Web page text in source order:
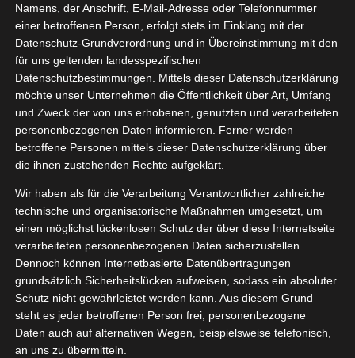
Kneipp VIP
Pflege
Wellness
Kneipp naturkind
Geschenkpackungen
April 8, 2023 | Gesundheit, Kneipp VIP,Pflege,
Produktvorstellungen,Vegan,Wellness
22
09, 2022
rosa
Lifestyle
Namens, der Anschrift, E-Mail-Adresse oder Telefonnummer
einer betroffenen Person, erfolgt stets im Einklang mit der
Datenschutz-Grundverordnung und in Übereinstimmung mit den
für uns geltenden landesspezifischen
Datenschutzbestimmungen. Mittels dieser Datenschutzerklärung
möchte unser Unternehmen die Öffentlichkeit über Art, Umfang
und Zweck der von uns erhobenen, genutzten und verarbeiteten
personenbezogenen Daten informieren. Ferner werden
betroffene Personen mittels dieser Datenschutzerklärung über
die ihnen zustehenden Rechte aufgeklärt.
Wir haben als für die Verarbeitung Verantwortlicher zahlreiche
technische und organisatorische Maßnahmen umgesetzt, um
einen möglichst lückenlosen Schutz der über diese Internetseite
verarbeiteten personenbezogenen Daten sicherzustellen.
Dennoch können Internetbasierte Datenübertragungen
grundsätzlich Sicherheitslücken aufweisen, sodass ein absoluter
Schutz nicht gewährleistet werden kann. Aus diesem Grund
steht es jeder betroffenen Person frei, personenbezogene
Daten auch auf alternativen Wegen, beispielsweise telefonisch,
an uns zu übermitteln.